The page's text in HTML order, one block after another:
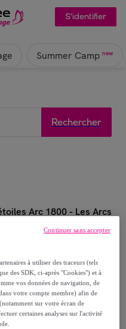
S'identifier
Summer Camp new
Rechercher
Arc 1800 - Les Arcs
ARCS :
À PRIX
à utiliser des traceurs (tels
des SDK, ci-après "Cookies") et à
vos données de navigation, de
votre compte membre) afin de
sur votre écran de
certaines analyses sur l'activité
Continuer sans accepter